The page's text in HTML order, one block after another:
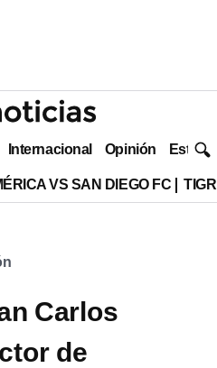
Internacional Opinión Estilo
VS SAN DIEGO FC
Carlos
de